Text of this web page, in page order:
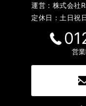
運営：株式会社
定休日：土日祝
営